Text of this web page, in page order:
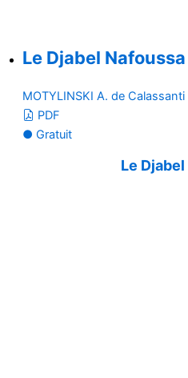
Le Djabel Nafoussa
MOTYLINSKI A. de Calassanti
PDF
● Gratuit
Le